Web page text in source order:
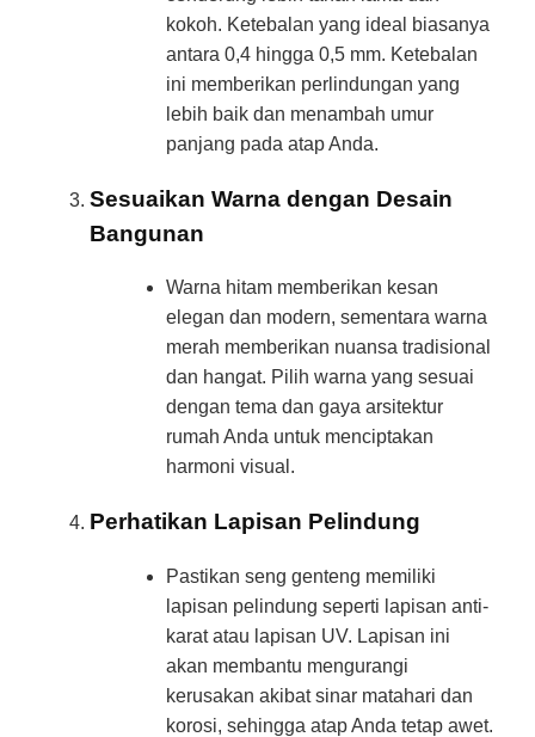
kokoh. Ketebalan yang ideal biasanya
antara 0,4 hingga 0,5 mm. Ketebalan
ini memberikan perlindungan yang
lebih baik dan menambah umur
panjang pada atap Anda.
Sesuaikan Warna dengan Desain
Bangunan
Warna hitam memberikan kesan
elegan dan modern, sementara warna
merah memberikan nuansa tradisional
dan hangat. Pilih warna yang sesuai
dengan tema dan gaya arsitektur
rumah Anda untuk menciptakan
harmoni visual.
Perhatikan Lapisan Pelindung
Pastikan seng genteng memiliki
lapisan pelindung seperti lapisan anti-
karat atau lapisan UV. Lapisan ini
akan membantu mengurangi
kerusakan akibat sinar matahari dan
korosi, sehingga atap Anda tetap awet.